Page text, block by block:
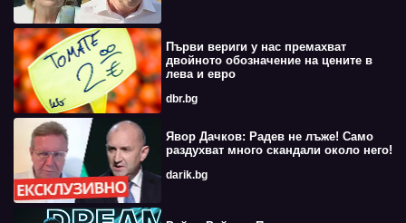
Първи вериги у нас премахват
двойното обозначение на цените в
лева и евро
dbr.bg
Явор Дачков: Радев не лъже! Само
раздухват много скандали около него!
darik.bg